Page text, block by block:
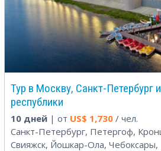
Тур в Москву, Санкт-Петербург
республики
10 дней | от US$ 1,730 / чел.
Санкт-Петербург, Петергоф,
Свияжск, Йошкар-Ола, Чебоксары,